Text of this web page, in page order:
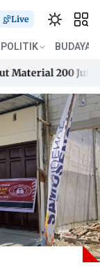
Live
POLITIK BUDAYA
200 Juta
200 Juta